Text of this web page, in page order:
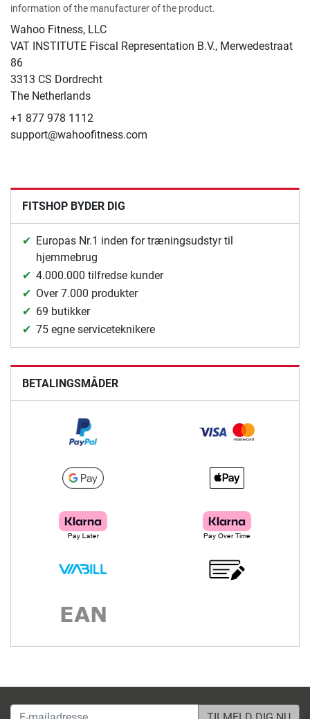
information of the manufacturer of the product.
Wahoo Fitness, LLC
VAT INSTITUTE Fiscal Representation B.V., Merwedestraat
86
3313 CS Dordrecht
The Netherlands
+1 877 978 1112
support@wahoofitness.com
FITSHOP BYDER DIG
Europas Nr.1 inden for træningsudstyr til
hjemmebrug
4.000.000 tilfredse kunder
Over 7.000 produkter
69 butikker
75 egne serviceteknikere
BETALINGSMÅDER
E-mailadresse